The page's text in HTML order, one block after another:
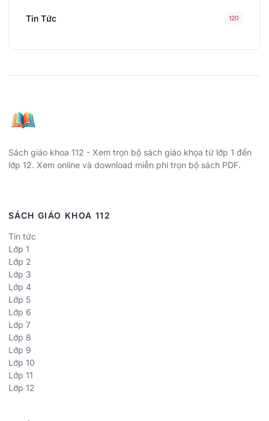
Tin Tức 120
Sách giáo khoa 112 - Xem trọn bộ sách giáo khọa từ lớp 1 đến
lớp 12. Xem online và download miễn phí trọn bộ sách PDF.
SÁCH GIÁO KHOA 112
Tin tức
Lớp 1
Lớp 2
Lớp 3
Lớp 4
Lớp 5
Lớp 6
Lớp 7
Lớp 8
Lớp 9
Lớp 10
Lớp 11
Lớp 12